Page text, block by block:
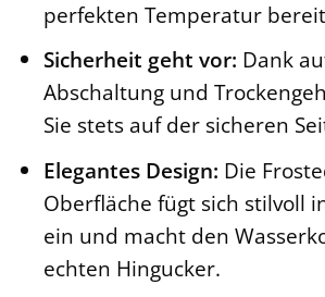
perfekten Temperatur
Sicherheit geht vor: Dank
Abschaltung und
Sie stets auf der sicheren
Elegantes Design: Die
Oberfläche fügt sich stilvoll
ein und macht den
echten Hingucker.